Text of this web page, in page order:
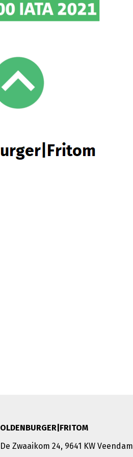
OLDENBURGER|FRITOM
De Zwaaikom 24, 9641 KW Veendam